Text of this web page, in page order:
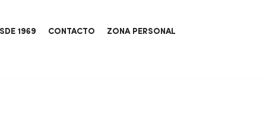
1969 CONTACTO ZONA PERSONAL